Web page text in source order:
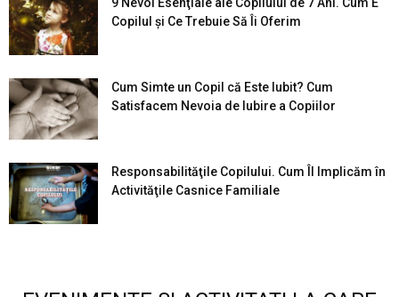
9 Nevoi Esenţiale ale Copilului de 7 Ani. Cum E
Copilul şi Ce Trebuie Să Îi Oferim
Cum Simte un Copil că Este Iubit? Cum
Satisfacem Nevoia de Iubire a Copiilor
Responsabilităţile Copilului. Cum Îl Implicăm în
Activităţile Casnice Familiale